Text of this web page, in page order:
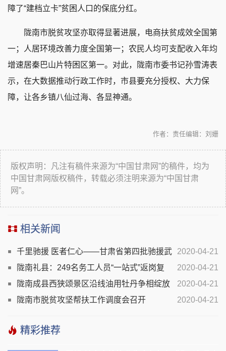
障了“建档立卡”贫困人口的保底分红。
陇南市脱贫攻坚亦取得显著进展，电商扶贫成效全国第
一；人居环境改善力度全国第一；农民人均可支配收入年均
增速居秦巴山片特困区第一。对此，陇南市委书记孙雪涛表
示，在大数据推动行政工作时，市县要充分授权、大力保
障，让各乡镇八仙过海、各显神通。
责任编辑：刘姗
作者：
版权声明：凡注有稿件来源为“中国甘肃网”的稿件，均为
中国甘肃网版权稿件，转载必须注明来源为“中国甘肃
网”。
相关新闻
2020-04-21
千里驰援 医者仁心——甘肃省第四批驰援武
汉医疗队队员、徽县人民医院护士魏琳战疫侧记2020-04-21
陇南礼县：249名务工人员“一站式”返岗复
工
2020-04-21
陇南成县西狭颂景区沿线油用牡丹争相绽放
2020-04-21
陇南市脱贫攻坚帮扶工作调度会召开
精彩推荐